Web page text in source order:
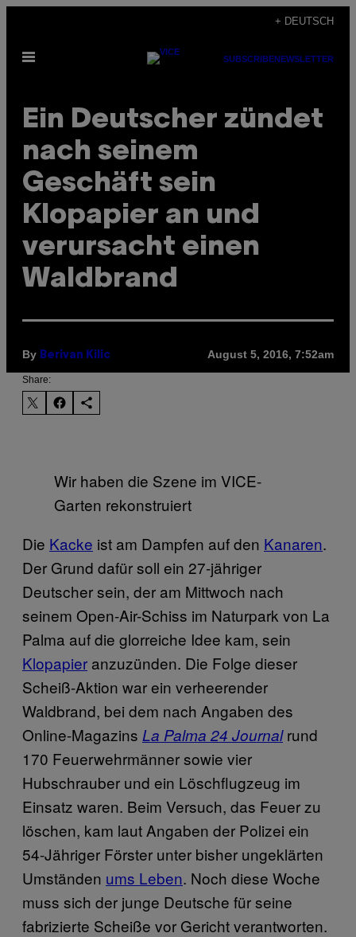
content
+ DEUTSCH
Open
SUBSCRIBENEWSLETTER
Ein Deutscher zündet
nach seinem
Geschäft sein
Klopapier an und
verursacht einen
Waldbrand
By Berivan Kilic August 5, 2016, 7:52am
Share:
Wir haben die Szene im VICE-
Garten rekonstruiert
Die Kacke ist am Dampfen auf den Kanaren.
Der Grund dafür soll ein 27-jähriger
Deutscher sein, der am Mittwoch nach
seinem Open-Air-Schiss im Naturpark von La
Palma auf die glorreiche Idee kam, sein
Klopapier anzuzünden. Die Folge dieser
Scheiß-Aktion war ein verheerender
Waldbrand, bei dem nach Angaben des
Online-Magazins La Palma 24 Journal rund
170 Feuerwehrmänner sowie vier
Hubschrauber und ein Löschflugzeug im
Einsatz waren. Beim Versuch, das Feuer zu
löschen, kam laut Angaben der Polizei ein
54-Jähriger Förster unter bisher ungeklärten
Umständen ums Leben. Noch diese Woche
muss sich der junge Deutsche für seine
fabrizierte Scheiße vor Gericht verantworten.